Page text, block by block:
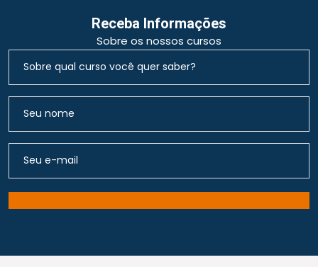
Receba Informações
Sobre os nossos cursos